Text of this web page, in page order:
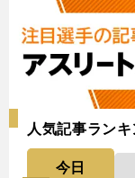
人気記事ラン
今日